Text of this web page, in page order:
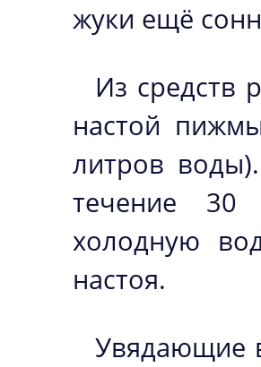
жуки ещё
Из средств
настой
литров
течение 30
холодную
настоя.
Увядающие